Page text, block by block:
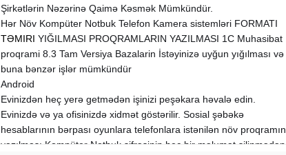
Şirkətlərin Nəzərinə Qaimə Kəsmək Mümkündür.
Hər Növ Kompüter Notbuk Telefon Kamera sistemləri FORMATI
TƏMIRI YIĞILMASI PROQRAMLARIN YAZILMASI 1C Muhasibat
proqrami 8.3 Tam Versiya Bazalarin İstəyinizə uyğun yığılması və
buna bənzər işlər mümkündür
Android
Evinizdən heç yerə getmədən işinizi peşəkara həvalə edin.
Evinizdə və ya ofisinizdə xidmət göstərilir. Sosial şəbəkə
hesablarının bərpası oyunlara telefonlara istənilən növ proqramın
yazılması Kompüter Notbuk şifrəsinin heç bir məlumat silinmədən